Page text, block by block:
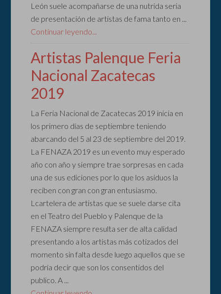
León suele acompañarse de una nutrida seria
de presentación de artistas de fama tanto en ...
Continuar leyendo...
Artistas Palenque Feria
Nacional Zacatecas
2019
La Feria Nacional de Zacatecas 2019 inicia en
los primero días de septiembre teniendo
abarcando del 5 al 23 de septiembre del 2019.
La FENAZA 2019 es un evento muy esperado
año con año y siempre trae sorpresas en cada
una de sus ediciones por lo que los asiduos la
reciben con gran con gran entusiasmo.
Lcartelera de artistas que se suele darse cita
en el Teatro del Pueblo y Palenque de la
FENAZA siempre resulta ser de alta calidad
presentando a los artistas más cotizados del
momento sin falta desde luego aquellos que se
podría decir que son los consentidos del
publico. A ...